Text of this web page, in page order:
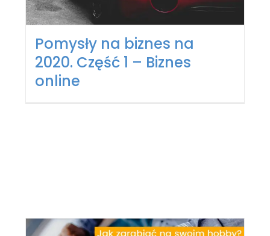
Pomysły na biznes na
2020. Część 1 – Biznes
online